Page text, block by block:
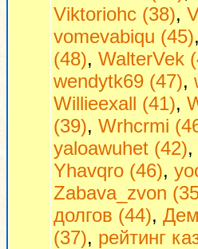
Viktoriohc (38),
vomevabiqu (45),
(48), WalterVek
wendytk69 (47),
Willieexall (41),
(39), Wrhcrmi
yaloawuhet (42),
Yhavqro (46),
Zabava_zvon
долгов (44),
(37), рейтинг